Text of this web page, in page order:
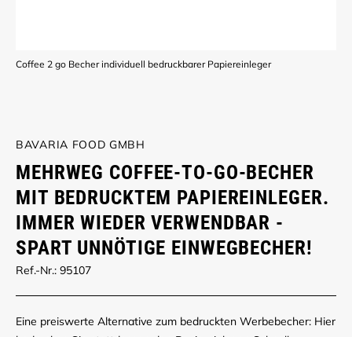
Coffee 2 go Becher individuell bedruckbarer Papiereinleger
BAVARIA FOOD GMBH
MEHRWEG COFFEE-TO-GO-BECHER
MIT BEDRUCKTEM PAPIEREINLEGER.
IMMER WIEDER VERWENDBAR -
SPART UNNÖTIGE EINWEGBECHER!
Ref.-Nr.: 95107
Eine preiswerte Alternative zum bedruckten Werbebecher: Hier